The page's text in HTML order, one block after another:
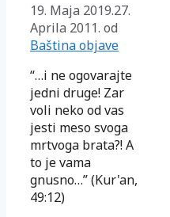
19. Maja 2019.27.
Aprila 2011. od
Baština objave
“…i ne ogovarajte
jedni druge! Zar
voli neko od vas
jesti meso svoga
mrtvoga brata?! A
to je vama
gnusno…” (Kur'an,
49:12)